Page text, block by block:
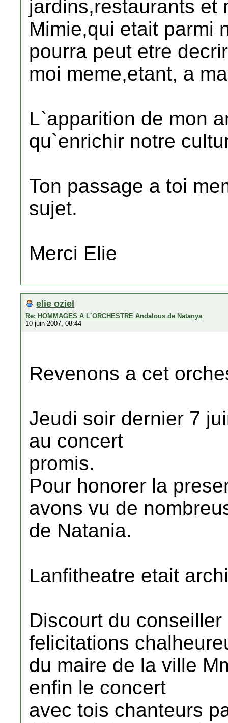
jardins,restaurants et
Mimie,qui etait parmi
pourra peut etre
moi meme,etant, a
L`apparition de mon
qu`enrichir notre
Ton passage a toi
sujet.
Merci Elie
elie oziel
Re: HOMMAGES A L`ORCHESTRE Andalous de Natanya
10 juin 2007, 08:44
Revenons a cet
Jeudi soir dernier 7
au concert
promis.
Pour honorer la
avons vu de
de Natania.
Lanfitheatre etait
Discourt du
felicitations
du maire de la ville
enfin le concert
avec tois chanteurs